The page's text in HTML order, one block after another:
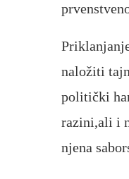
naložiti
politički
razini,ali i
njena